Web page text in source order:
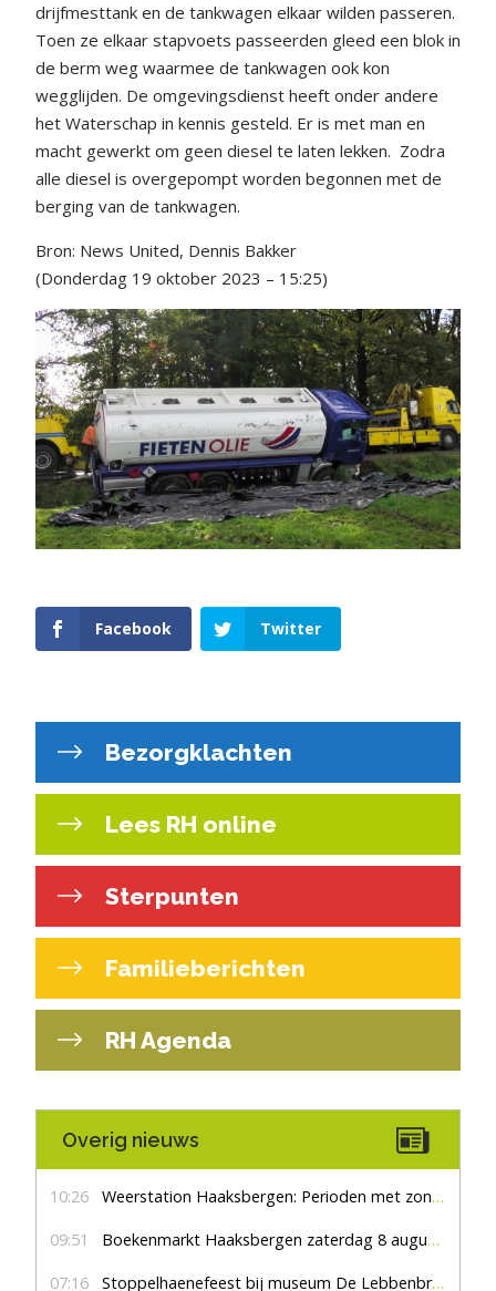
drijfmesttank en de tankwagen elkaar wilden passeren.
Toen ze elkaar stapvoets passeerden gleed een blok in
de berm weg waarmee de tankwagen ook kon
wegglijden. De omgevingsdienst heeft onder andere
het Waterschap in kennis gesteld. Er is met man en
macht gewerkt om geen diesel te laten lekken. Zodra
alle diesel is overgepompt worden begonnen met de
berging van de tankwagen.
Bron: News United, Dennis Bakker
(Donderdag 19 oktober 2023 – 15:25)
Facebook Twitter
Bezorgklachten
Lees RH online
Sterpunten
Familieberichten
RH Agenda
Overig nieuws
10:26 Weerstation Haaksbergen: Perioden met zon en droog
09:51 Boekenmarkt Haaksbergen zaterdag 8 augustus, marktplein Haaksbergen
07:16 Stoppelhaenefeest bij museum De Lebbenbrugge